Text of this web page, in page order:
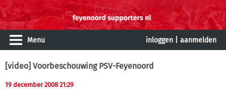
Menu inloggen aanmelden
[video] Voorbeschouwing PSV-Feyenoord
19 december 2008 21:29